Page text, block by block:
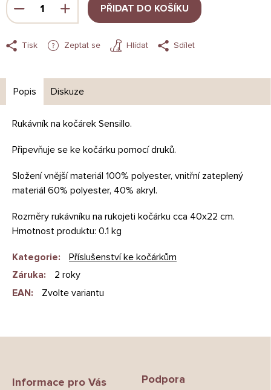
PŘIDAT DO KOŠÍKU
Tisk Zeptat se Hlídat Sdílet
Popis Diskuze
Rukávník na kočárek Sensillo.
Připevňuje se ke kočárku pomocí druků.
Složení vnější materiál 100% polyester, vnitřní zateplený
materiál 60% polyester, 40% akryl.
Rozměry rukávníku na rukojeti kočárku cca 40x22 cm.
Hmotnost produktu: 0.1 kg
Kategorie:
Příslušenství ke kočárkům
Záruka:
2 roky
EAN: Zvolte variantu
Informace pro Vás Podpora